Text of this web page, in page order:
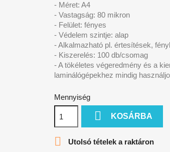
- Méret: A4
- Vastagság: 80 mikron
- Felület: fényes
- Védelem szintje: alap
- Alkalmazható pl. értesítések,
- Kiszerelés: 100 db/csomag
- A tökéletes végeredmény és a
laminálógépekhez mindig
Mennyiség
 KOSÁRBA
 Utolsó tételek a raktáron